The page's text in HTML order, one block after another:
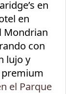
en
en
Mondrian
con
lujo y
premium
el Parque